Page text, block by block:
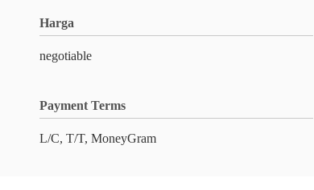
Harga
negotiable
Payment Terms
L/C, T/T, MoneyGram